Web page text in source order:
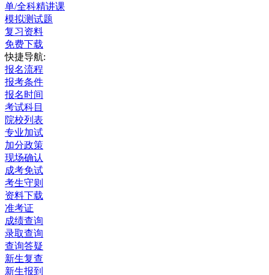
单/全科精讲课
模拟测试题
复习资料
免费下载
快捷导航:
报名流程
报考条件
报名时间
考试科目
院校列表
专业加试
加分政策
现场确认
成考免试
考生守则
资料下载
准考证
成绩查询
录取查询
查询答疑
新生复查
新生报到